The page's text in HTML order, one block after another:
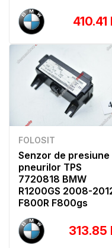
410.41
FOLOSIT
Senzor de presiune
pneurilor TPS
7720818 BMW
R1200GS 2008-
F800R F800gs
313.85